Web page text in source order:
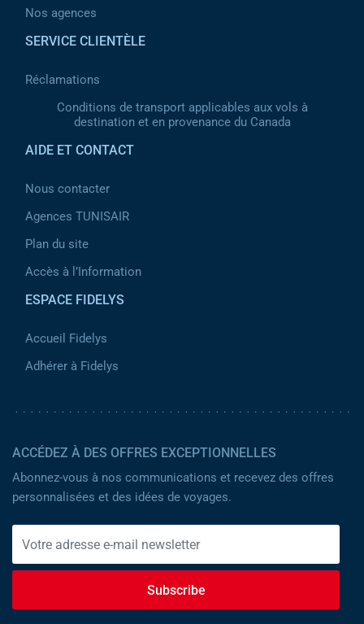
Nos agences
SERVICE CLIENTÈLE
Réclamations
Conditions de transport applicables aux vols à
destination et en provenance du Canada
AIDE ET CONTACT
Nous contacter
Agences TUNISAIR
Plan du site
Accès à l’Information
ESPACE FIDELYS
Accueil Fidelys
Adhérer à Fidelys
ACCÉDEZ À DES OFFRES EXCEPTIONNELLES
Abonnez-vous à nos communications et recevez des offres
personnalisées et des idées de voyages.
Subscribe